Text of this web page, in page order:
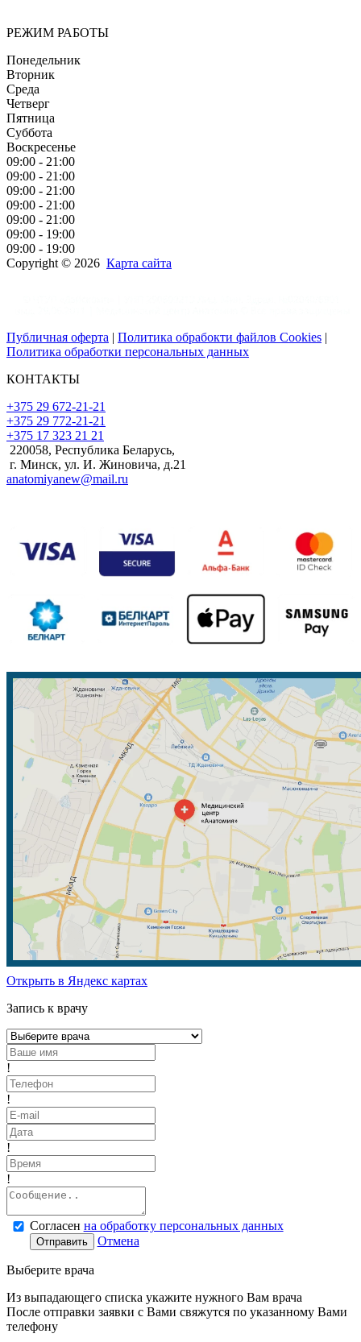
РЕЖИМ РАБОТЫ
Понедельник
Вторник
Среда
Четверг
Пятница
Суббота
Воскресенье
09:00 - 21:00
09:00 - 21:00
09:00 - 21:00
09:00 - 21:00
09:00 - 21:00
09:00 - 19:00
09:00 - 19:00
Copyright © 2026 Карта сайта
Публичная оферта | Политика обрабокти файлов Cookies |
Политика обработки персональных данных
КОНТАКТЫ
+375 29 672-21-21
+375 29 772-21-21
+375 17 323 21 21
220058, Республика Беларусь,
г. Минск, ул. И. Жиновича, д.21
anatomiyanew@mail.ru
Открыть в Яндекс картах
Запись к врачу
!
!
!
!
Согласен на обработку персональных данных
Отправить Отмена
Выберите врача
Из выпадающего списка укажите нужного Вам врача
После отправки заявки с Вами свяжутся по указанному Вами
телефону